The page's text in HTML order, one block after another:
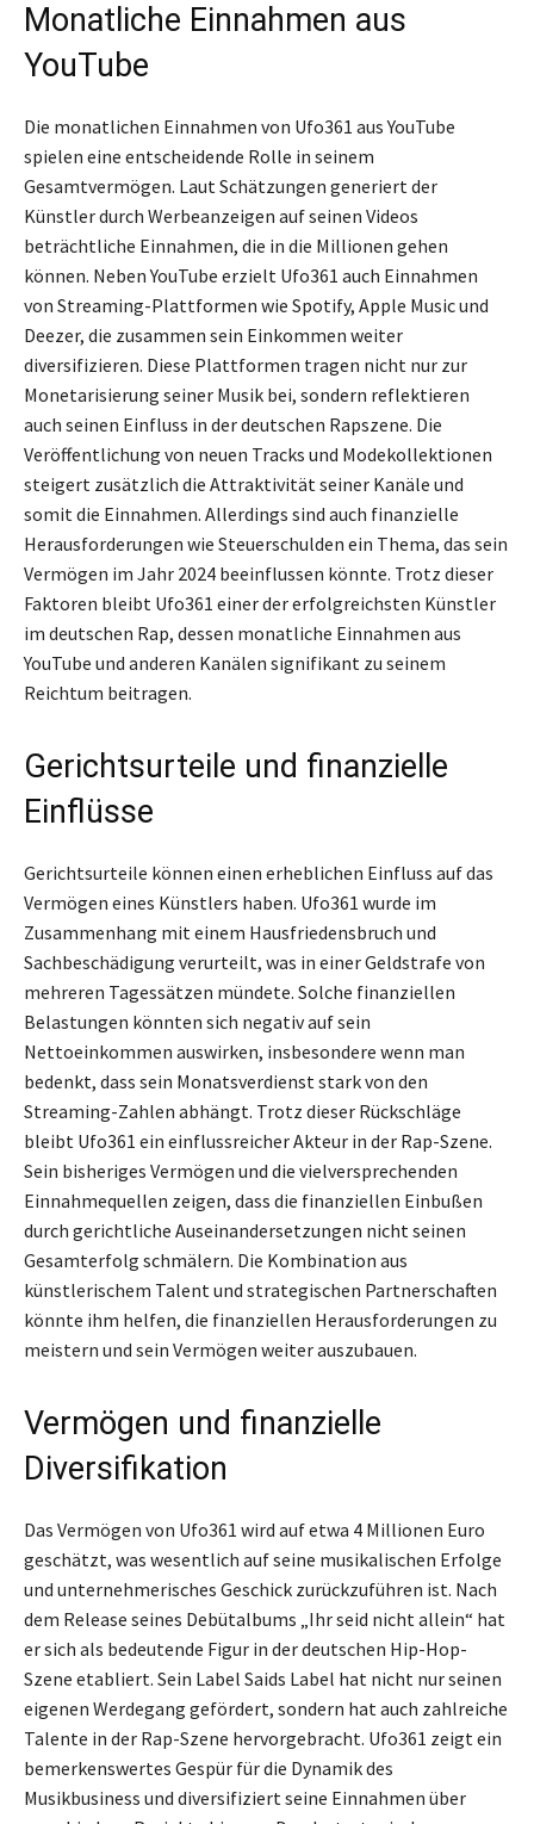
Monatliche Einnahmen aus
YouTube
Die monatlichen Einnahmen von Ufo361 aus YouTube
spielen eine entscheidende Rolle in seinem
Gesamtvermögen. Laut Schätzungen generiert der
Künstler durch Werbeanzeigen auf seinen Videos
beträchtliche Einnahmen, die in die Millionen gehen
können. Neben YouTube erzielt Ufo361 auch Einnahmen
von Streaming-Plattformen wie Spotify, Apple Music und
Deezer, die zusammen sein Einkommen weiter
diversifizieren. Diese Plattformen tragen nicht nur zur
Monetarisierung seiner Musik bei, sondern reflektieren
auch seinen Einfluss in der deutschen Rapszene. Die
Veröffentlichung von neuen Tracks und Modekollektionen
steigert zusätzlich die Attraktivität seiner Kanäle und
somit die Einnahmen. Allerdings sind auch finanzielle
Herausforderungen wie Steuerschulden ein Thema, das sein
Vermögen im Jahr 2024 beeinflussen könnte. Trotz dieser
Faktoren bleibt Ufo361 einer der erfolgreichsten Künstler
im deutschen Rap, dessen monatliche Einnahmen aus
YouTube und anderen Kanälen signifikant zu seinem
Reichtum beitragen.
Gerichtsurteile und finanzielle
Einflüsse
Gerichtsurteile können einen erheblichen Einfluss auf das
Vermögen eines Künstlers haben. Ufo361 wurde im
Zusammenhang mit einem Hausfriedensbruch und
Sachbeschädigung verurteilt, was in einer Geldstrafe von
mehreren Tagessätzen mündete. Solche finanziellen
Belastungen könnten sich negativ auf sein
Nettoeinkommen auswirken, insbesondere wenn man
bedenkt, dass sein Monatsverdienst stark von den
Streaming-Zahlen abhängt. Trotz dieser Rückschläge
bleibt Ufo361 ein einflussreicher Akteur in der Rap-Szene.
Sein bisheriges Vermögen und die vielversprechenden
Einnahmequellen zeigen, dass die finanziellen Einbußen
durch gerichtliche Auseinandersetzungen nicht seinen
Gesamterfolg schmälern. Die Kombination aus
künstlerischem Talent und strategischen Partnerschaften
könnte ihm helfen, die finanziellen Herausforderungen zu
meistern und sein Vermögen weiter auszubauen.
Vermögen und finanzielle
Diversifikation
Das Vermögen von Ufo361 wird auf etwa 4 Millionen Euro
geschätzt, was wesentlich auf seine musikalischen Erfolge
und unternehmerisches Geschick zurückzuführen ist. Nach
dem Release seines Debütalbums „Ihr seid nicht allein“ hat
er sich als bedeutende Figur in der deutschen Hip-Hop-
Szene etabliert. Sein Label Saids Label hat nicht nur seinen
eigenen Werdegang gefördert, sondern hat auch zahlreiche
Talente in der Rap-Szene hervorgebracht. Ufo361 zeigt ein
bemerkenswertes Gespür für die Dynamik des
Musikbusiness und diversifiziert seine Einnahmen über